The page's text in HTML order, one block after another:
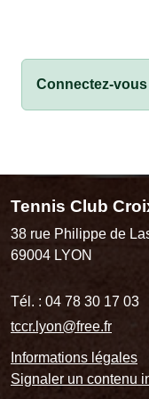
Connectez-vous
Tennis Club
38 rue Philippe de
69004 LYON
Tél. : 04 78 30 17 03
tccr.lyon@free.fr
Informations légales
Signaler un contenu